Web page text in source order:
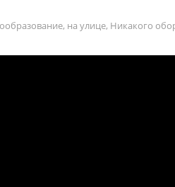
, на улице, Никакого